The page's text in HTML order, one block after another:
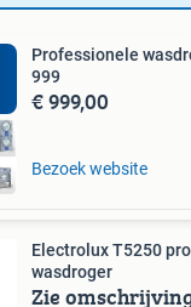
Professionele
999
€ 999,00
Bezoek website
Electrolux T5250
wasdroger
Zie